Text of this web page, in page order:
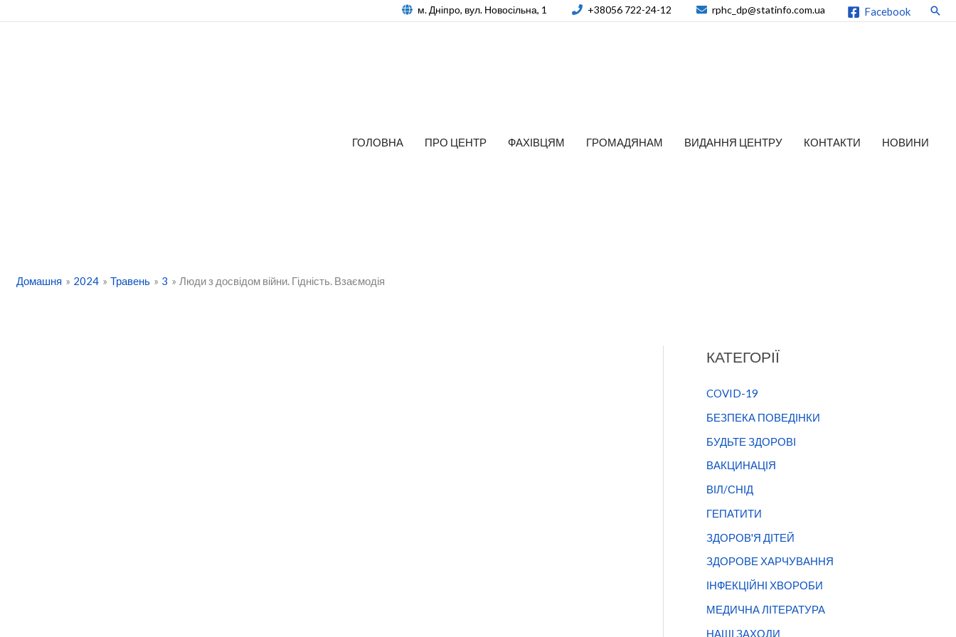
м. Дніпро, вул. Новосільна, 1 +38056 722-24-12 rphc_dp@statinfo.com.ua Facebook
ГОЛОВНА ПРО ЦЕНТР ФАХІВЦЯМ ГРОМАДЯНАМ ВИДАННЯ ЦЕНТРУ КОНТАКТИ НОВИНИ
Домашня 2024 Травень 3 Люди з досвідом війни. Гідність. Взаємодія
КАТЕГОРІЇ
COVID-19
БЕЗПЕКА ПОВЕДІНКИ
БУДЬТЕ ЗДОРОВІ
ВАКЦИНАЦІЯ
ВІЛ/СНІД
ГЕПАТИТИ
ЗДОРОВ'Я ДІТЕЙ
ЗДОРОВЕ ХАРЧУВАННЯ
ІНФЕКЦІЙНІ ХВОРОБИ
МЕДИЧНА ЛІТЕРАТУРА
НАШІ ЗАХОДИ